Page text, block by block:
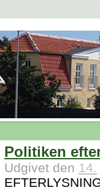
Politiken
Udgivet den 14.